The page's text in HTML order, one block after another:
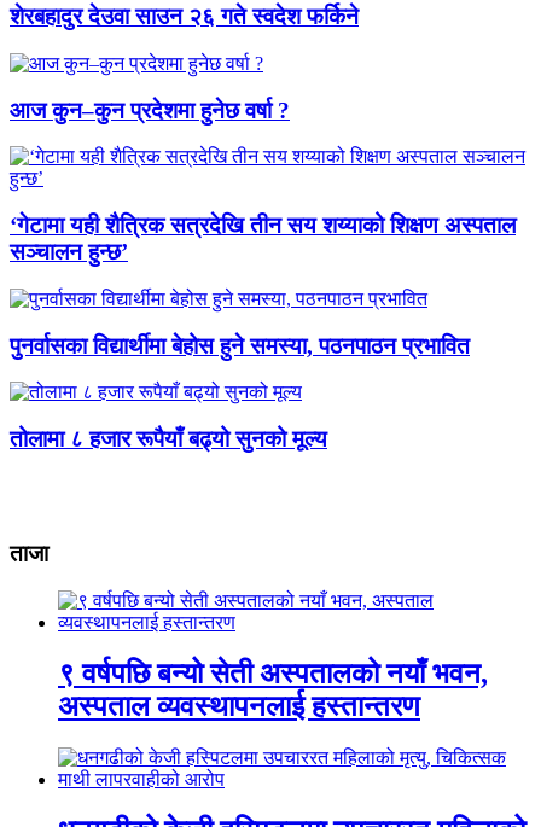
शेरबहादुर देउवा साउन २६ गते स्वदेश फर्किने
आज कुन–कुन प्रदेशमा हुनेछ वर्षा ?
‘गेटामा यही शैत्रिक सत्रदेखि तीन सय शय्याको शिक्षण अस्पताल
सञ्चालन हुन्छ’
पुनर्वासका विद्यार्थीमा बेहोस हुने समस्या, पठनपाठन प्रभावित
तोलामा ८ हजार रूपैयाँ बढ्यो सुनको मूल्य
ताजा
९ वर्षपछि बन्यो सेती अस्पतालको नयाँ भवन,
अस्पताल व्यवस्थापनलाई हस्तान्तरण